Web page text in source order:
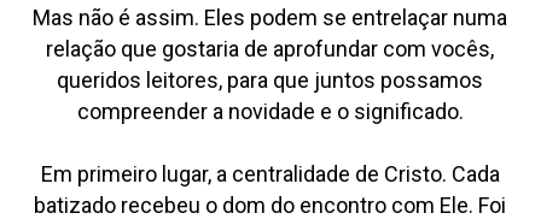
Mas não é assim. Eles podem se entrelaçar numa
relação que gostaria de aprofundar com vocês,
queridos leitores, para que juntos possamos
compreender a novidade e o significado.
Em primeiro lugar, a centralidade de Cristo. Cada
batizado recebeu o dom do encontro com Ele. Foi